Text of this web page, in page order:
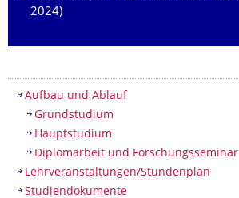
2024)
Inhaltsverzeichnis
Aufbau und Ablauf
Grundstudium
Hauptstudium
Diplomarbeit und Forschungsseminar
Lehrveranstaltungen/Stundenplan
Studiendokumente